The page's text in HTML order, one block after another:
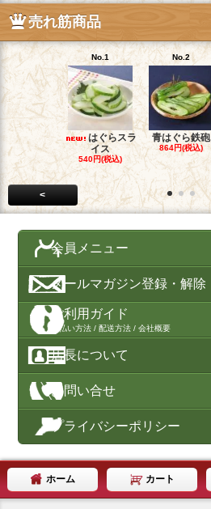
売れ筋商品
No.1
はぐらスラ
イス
540円(税込)
No.2
青はぐら鉄砲
864円(税込)
<
会員メニュー
メールマガジン登録・解除
ご利用ガイド
支払い方法 / 配送方法 / 会社概要
店長について
お問い合せ
プライバシーポリシー
ホーム カート